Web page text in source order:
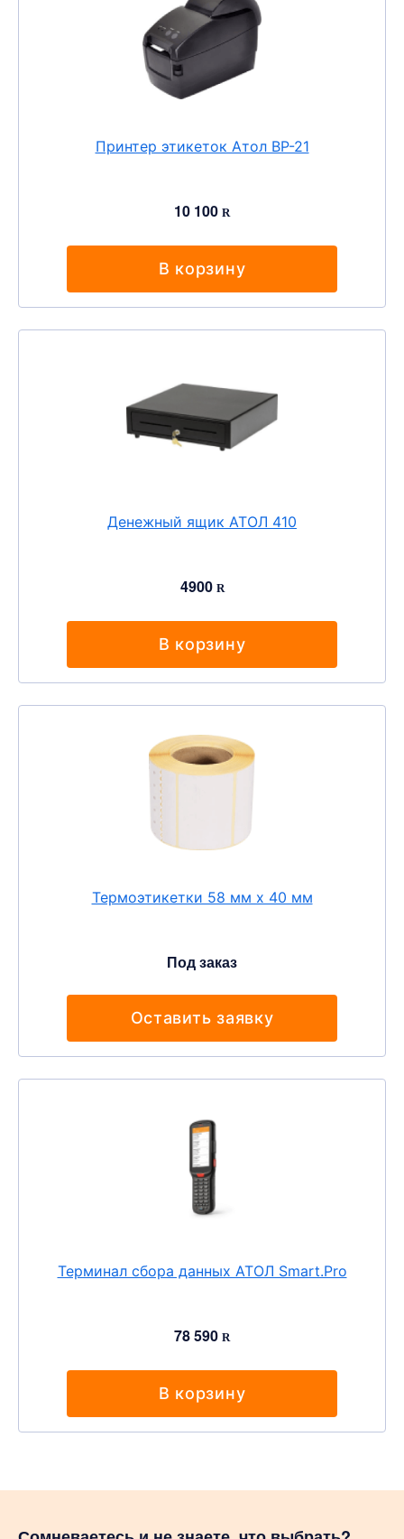
Принтер этикеток Атол ВР-21
10 100 R
В корзину
Денежный ящик АТОЛ 410
4900 R
В корзину
Термоэтикетки 58 мм х 40 мм
Под заказ
Оставить заявку
Терминал сбора данных АТОЛ Smart.Pro
78 590 R
В корзину